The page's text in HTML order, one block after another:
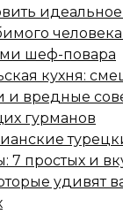
человека
шеф-повара
кухня:
и вредные
гурманов
7 простых и
удивят